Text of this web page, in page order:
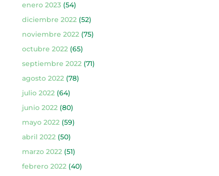
enero 2023(54)
diciembre 2022(52)
noviembre 2022(75)
octubre 2022(65)
septiembre 2022(71)
agosto 2022(78)
julio 2022(64)
junio 2022(80)
mayo 2022(59)
abril 2022(50)
marzo 2022(51)
febrero 2022(40)